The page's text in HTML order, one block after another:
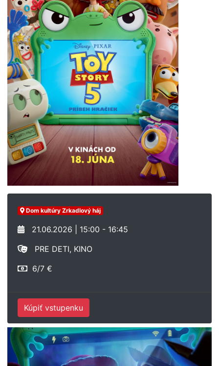
Dom kultúry Zrkadlový háj
21.06.2026 | 15:00 - 16:45
PRE DETI, KINO
6/7 €
Kúpiť vstupenku